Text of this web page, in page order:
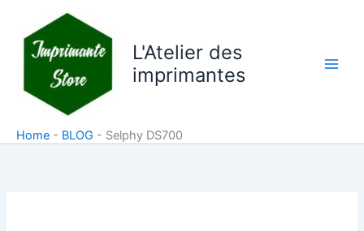
contenu
L'Atelier des
imprimantes
Home - BLOG - Selphy DS700